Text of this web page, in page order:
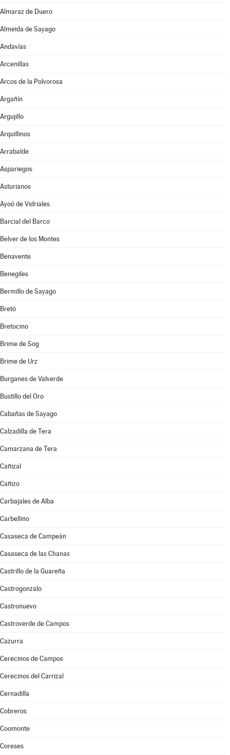
Almaraz de Duero
Almeida de Sayago
Andavías
Arcenillas
Arcos de la Polvorosa
Argañín
Argujillo
Arquillinos
Arrabalde
Aspariegos
Asturianos
Ayoó de Vidriales
Barcial del Barco
Belver de los Montes
Benavente
Benegiles
Bermillo de Sayago
Bretó
Bretocino
Brime de Sog
Brime de Urz
Burganes de Valverde
Bustillo del Oro
Cabañas de Sayago
Calzadilla de Tera
Camarzana de Tera
Cañizal
Cañizo
Carbajales de Alba
Carbellino
Casaseca de Campeán
Casaseca de las Chanas
Castrillo de la Guareña
Castrogonzalo
Castronuevo
Castroverde de Campos
Cazurra
Cerecinos de Campos
Cerecinos del Carrizal
Cernadilla
Cobreros
Coomonte
Coreses